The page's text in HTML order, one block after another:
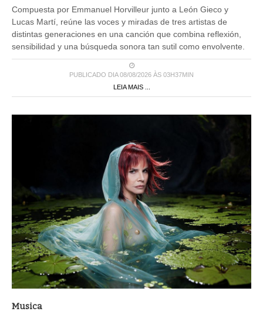
Compuesta por Emmanuel Horvilleur junto a León Gieco y
Lucas Martí, reúne las voces y miradas de tres artistas de
distintas generaciones en una canción que combina reflexión,
sensibilidad y una búsqueda sonora tan sutil como envolvente.
PUBLICADO DIA 08/08/2026 ÀS 03H37MIN
LEIA MAIS ...
Musica